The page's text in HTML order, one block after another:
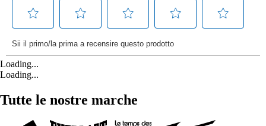
Loading...
Loading...
Tutte le nostre marche